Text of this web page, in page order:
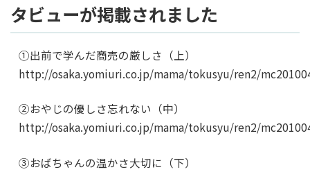
タビューが掲載されました
①出前で学んだ商売の厳しさ（上）
http://osaka.yomiuri.co.jp/mama/tokusyu/ren2/
②おやじの優しさ忘れない（中）
http://osaka.yomiuri.co.jp/mama/tokusyu/ren2/
③おばちゃんの温かさ大切に（下）